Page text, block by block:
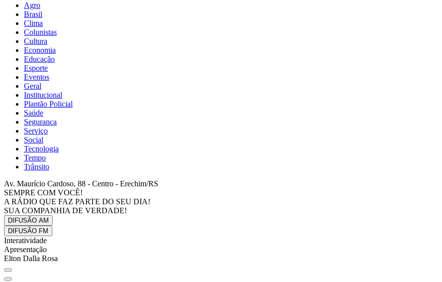
Agro
Brasil
Clima
Colunistas
Cultura
Economia
Educação
Esporte
Eventos
Geral
Institucional
Plantão Policial
Saúde
Segurança
Serviço
Social
Tecnologia
Tempo
Trânsito
Av. Maurício Cardoso, 88 - Centro - Erechim/RS
SEMPRE COM VOCÊ!
A RÁDIO QUE FAZ PARTE DO SEU DIA!
SUA COMPANHIA DE VERDADE!
DIFUSÃO AM
DIFUSÃO FM
Interatividade
Apresentação
Elton Dalla Rosa